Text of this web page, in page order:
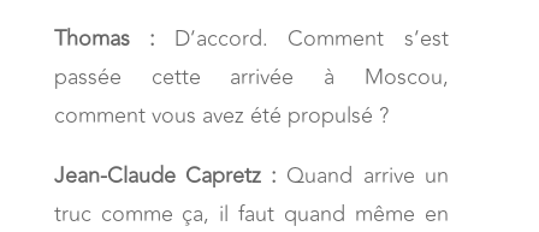
Thomas : D’accord. Comment s’est
passée cette arrivée à Moscou,
comment vous avez été propulsé ?
Jean-Claude Capretz : Quand arrive un
truc comme ça, il faut quand même en